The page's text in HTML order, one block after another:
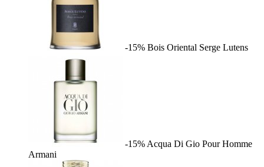
-15% Bois Oriental Serge Lutens
-15% Acqua Di Gio Pour Homme
Armani